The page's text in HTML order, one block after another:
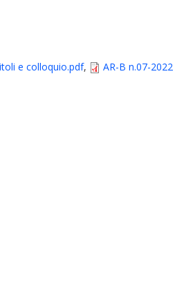
e colloquio.pdf, AR-B n.07-